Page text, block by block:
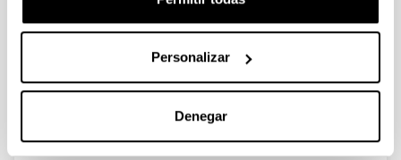
Personalizar
Denegar
Revista:
Agronomy for Sustainable Development
Volumen:
37:22
10.1007/s13593-017-0430-1